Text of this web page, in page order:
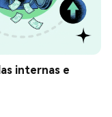
internas e